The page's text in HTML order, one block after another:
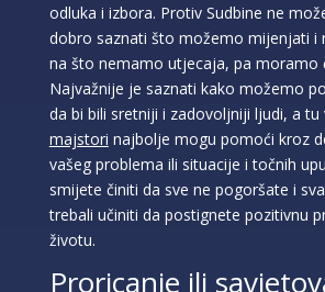
odluka i izbora. Protiv Sudbine ne
dobro saznati što možemo mijenjati i
na što nemamo utjecaja, pa moramo
Najvažnije je saznati kako možemo
da bi bili sretniji i zadovoljniji ljudi, a tu
majstori najbolje mogu pomoći kroz
vašeg problema ili situacije i točnih
smijete činiti da sve ne pogoršate i
trebali učiniti da postignete pozitivnu
životu.
Proricanje ili